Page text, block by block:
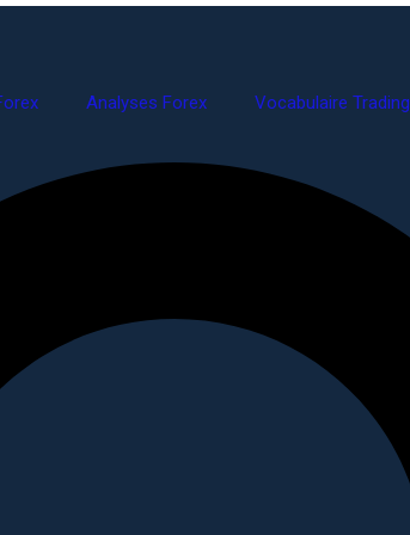
Analyses Forex Vocabulaire Trading